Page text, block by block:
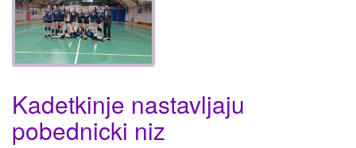
Kadetkinje nastavljaju
pobednicki niz